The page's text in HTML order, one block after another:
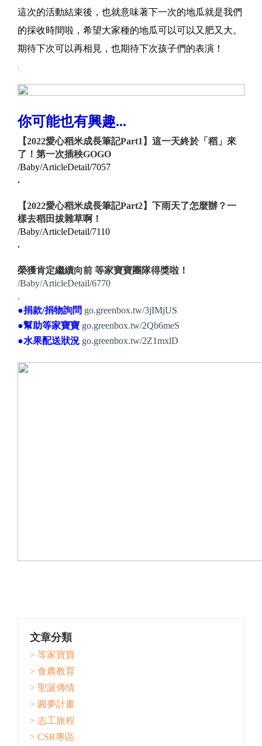
這次的活動結束後，也就意味著下一次的地瓜就是我們
的採收時間啦，希望大家種的地瓜可以可以又肥又大。
期待下次可以再相見，也期待下次孩子們的表演！
.
你可能也有興趣...
【2022愛心稻米成長筆記Part1】這一天終於「稻」來
了！第一次插秧GOGO
/Baby/ArticleDetail/7057
.
【2022愛心稻米成長筆記Part2】下雨天了怎麼辦？一
樣去稻田拔雜草啊！
/Baby/ArticleDetail/7110
.
榮獲肯定繼續向前 等家寶寶團隊得獎啦！
/Baby/ArticleDetail/6770
.
●捐款/捐物詢問 go.greenbox.tw/3jIMjUS
●幫助等家寶寶 go.greenbox.tw/2Qb6meS
●水果配送狀況 go.greenbox.tw/2Z1mxlD
文章分類
> 等家寶寶
> 食農教育
> 聖誕傳情
> 圓夢計畫
> 志工旅程
> CSR專區